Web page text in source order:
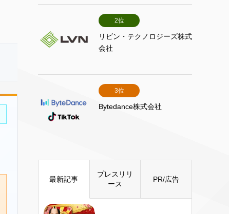
2位
リビン・テクノロジーズ株式
会社
3位
Bytedance株式会社
最新記事
プレスリリ
ース
PR/広告